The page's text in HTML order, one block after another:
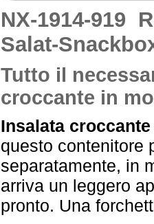
NX-1914-919
Salat-
Tutto il
croccante in
Insalata
questo contenitore
separatamente, in
arriva un leggero
pronto. Una